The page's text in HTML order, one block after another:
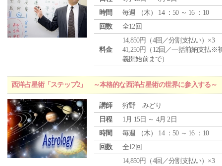
時間
毎週 （木） 14 ：50 ～ 16 ：10
回数
全12回
料金
14,850円（4回／分割支払い）×3
41,250円（12回／一括前納支払※
義開始前まで）
西洋占星術「ステップ2」 ～本格的な西洋占星術の世界に参入する～
講師
狩野 みどり
日程
1月 15日 ～ 4月 2日
時間
毎週 （木） 14 ：50 ～ 16 ：10
回数
全12回
14,850円（4回／分割支払い）×3